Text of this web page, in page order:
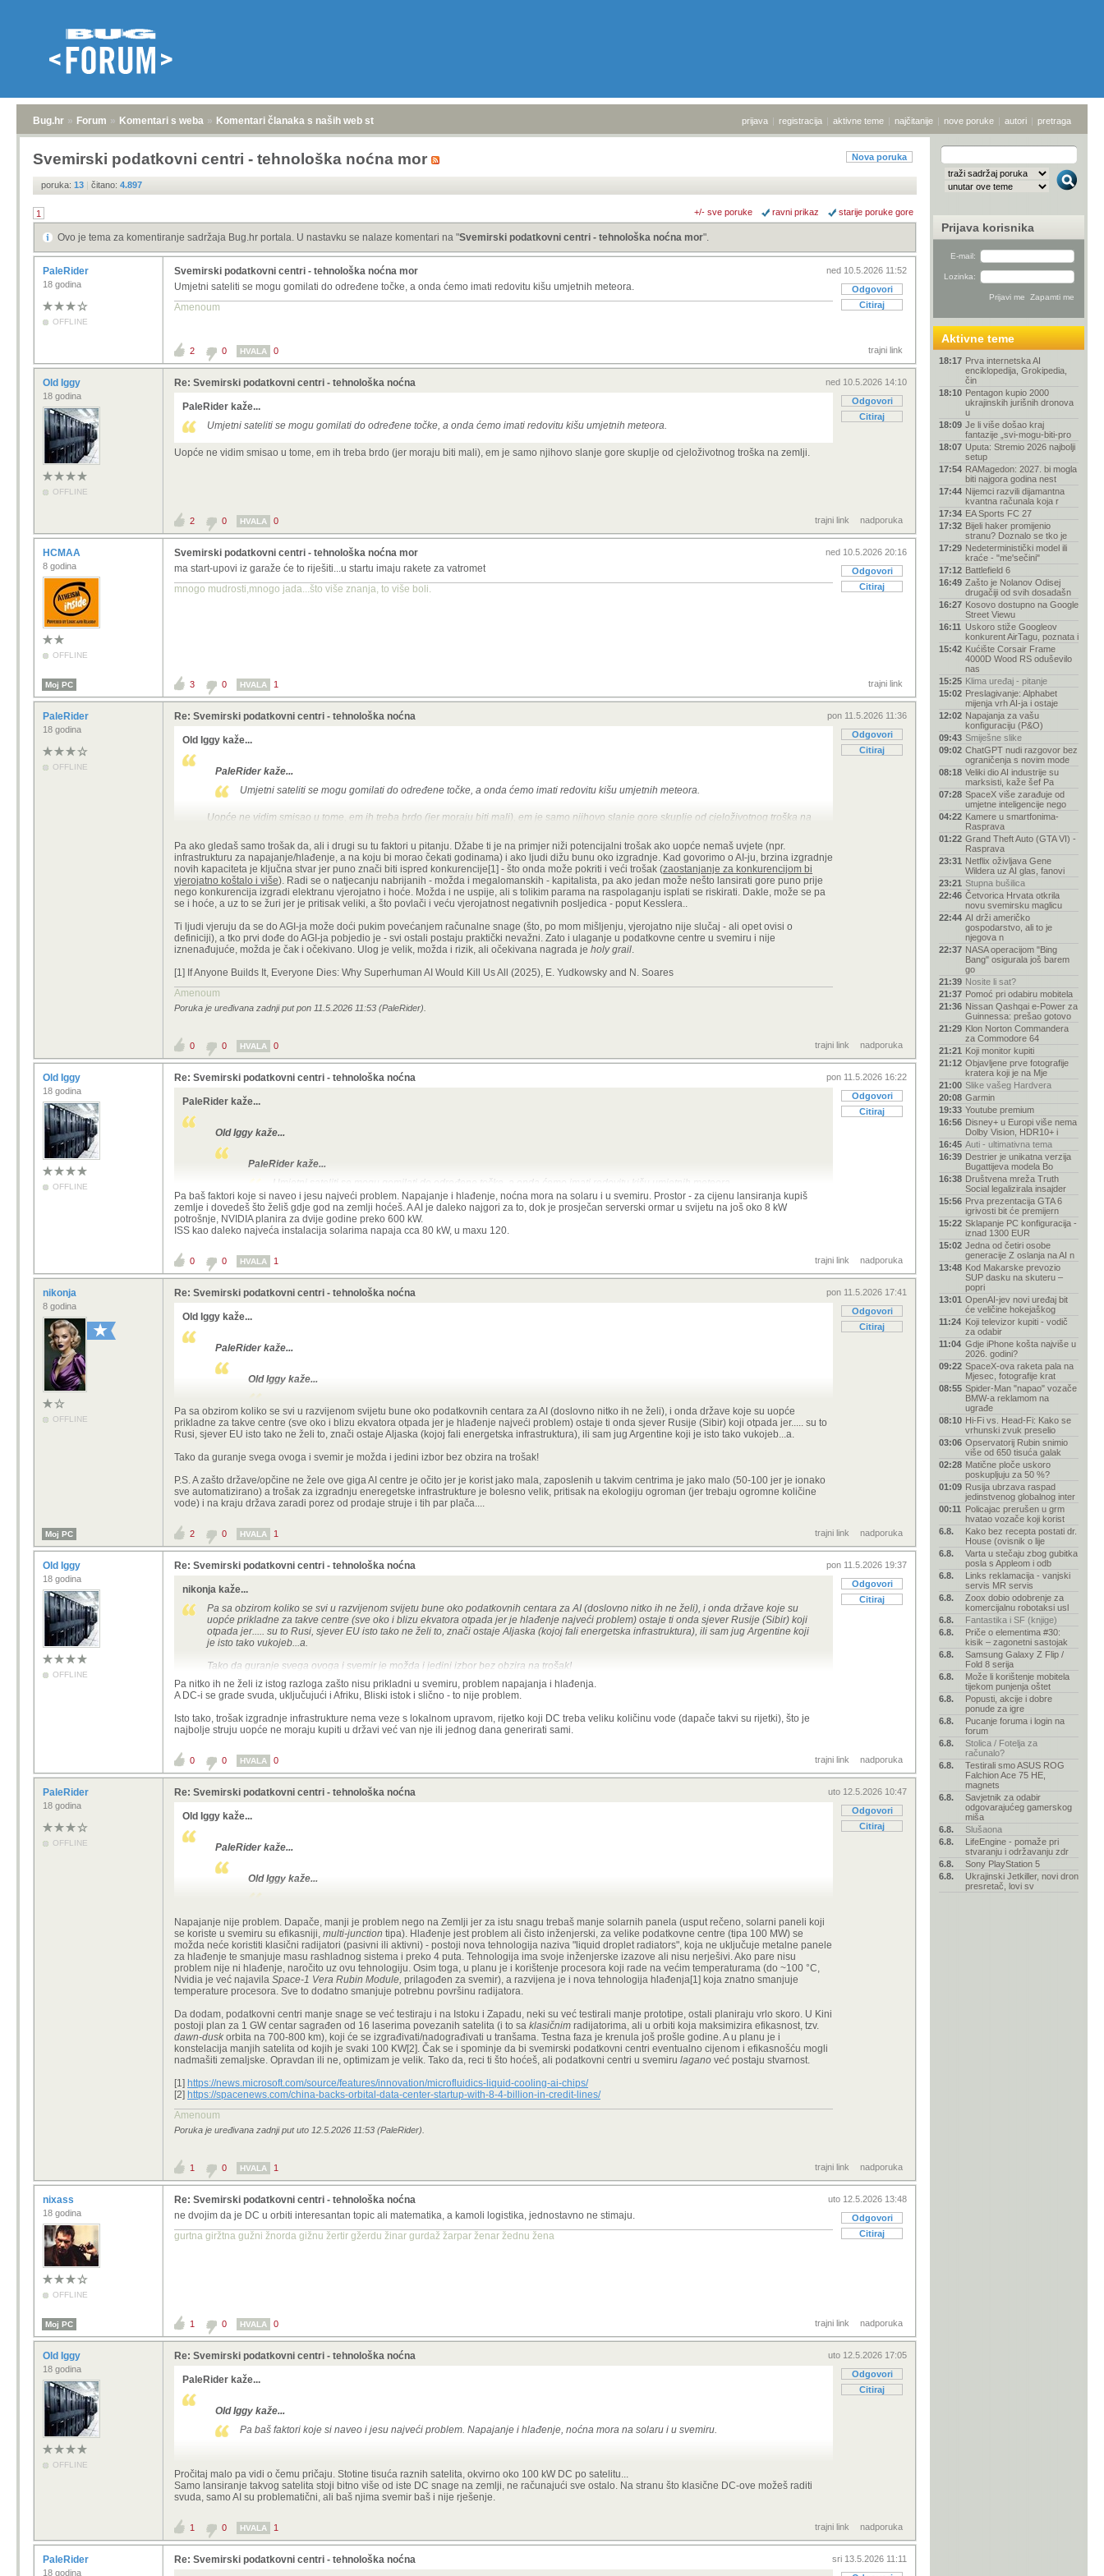
Bug.hr » Forum » Komentari s weba » Komentari članaka s naših web stranica prijava | registracija | aktivne teme | najčitanije | nove poruke | autori | pretraga
Nova poruka
Svemirski podatkovni centri - tehnološka noćna mor
poruka: 13 | čitano: 4.897
1 +/- sve poruke ravni prikaz starije poruke gore
Ovo je tema za komentiranje sadržaja Bug.hr portala. U nastavku se nalaze komentari na "Svemirski podatkovni centri - tehnološka noćna mor".
PaleRider
18 godina
OFFLINE
ned 10.5.2026 11:52
Odgovori
Citiraj
Svemirski podatkovni centri - tehnološka noćna mor
Umjetni sateliti se mogu gomilati do određene točke, a onda ćemo imati redovitu kišu umjetnih meteora.
Amenoum
trajni link
2 0 HVALA 0
Old Iggy
18 godina
OFFLINE
ned 10.5.2026 14:10
Odgovori
Citiraj
Re: Svemirski podatkovni centri - tehnološka noćna
PaleRider kaže...
Umjetni sateliti se mogu gomilati do određene točke, a onda ćemo imati redovitu kišu umjetnih meteora.
Uopće ne vidim smisao u tome, em ih treba brdo (jer moraju biti mali), em je samo njihovo slanje gore skuplje od cjeloživotnog troška na zemlji.
trajni link nadporuka
2 0 HVALA 0
HCMAA
8 godina
OFFLINE
ned 10.5.2026 20:16
Odgovori
Citiraj
Svemirski podatkovni centri - tehnološka noćna mor
ma start-upovi iz garaže će to riješiti...u startu imaju rakete za vatromet
mnogo mudrosti,mnogo jada...što više znanja, to više boli.
Moj PC trajni link
3 0 HVALA 1
PaleRider
18 godina
OFFLINE
pon 11.5.2026 11:36
Odgovori
Citiraj
Re: Svemirski podatkovni centri - tehnološka noćna
Old Iggy kaže...
PaleRider kaže...
Umjetni sateliti se mogu gomilati do određene točke, a onda ćemo imati redovitu kišu umjetnih meteora.
Uopće ne vidim smisao u tome, em ih treba brdo (jer moraju biti mali), em je samo njihovo slanje gore skuplje od cjeloživotnog troška na
Pa ako gledaš samo trošak da, ali i drugi su tu faktori u pitanju. Džabe ti je na primjer niži potencijalni trošak ako uopće nemaš uvjete (npr.
infrastrukturu za napajanje/hlađenje, a na koju bi morao čekati godinama) i ako ljudi dižu bunu oko izgradnje. Kad govorimo o AI-ju, brzina izgradnje
novih kapaciteta je ključna stvar jer puno znači biti ispred konkurencije[1] - što onda može pokriti i veći trošak (zaostanjanje za konkurencijom bi
vjerojatno koštalo i više). Radi se o natjecanju nabrijanih - možda i megalomanskih - kapitalista, pa ako jedan može nešto lansirati gore puno prije
nego konkurencija izgradi elektranu vjerojatno i hoće. Možda i ne uspije, ali s tolikim parama na raspolaganju isplati se riskirati. Dakle, može se pa
se i hoće, a uz to se žuri jer je pritisak veliki, a što povlači i veću vjerojatnost negativnih posljedica - poput Kesslera..
Ti ljudi vjeruju da se do AGI-ja može doći pukim povećanjem računalne snage (što, po mom mišljenju, vjerojatno nije slučaj - ali opet ovisi o
definiciji), a tko prvi dođe do AGI-ja pobjedio je - svi ostali postaju praktički nevažni. Zato i ulaganje u podatkovne centre u svemiru i nije
iznenađujuće, možda je čak i očekivano. Ulog je velik, možda i rizik, ali očekivana nagrada je holy grail.
[1] If Anyone Builds It, Everyone Dies: Why Superhuman AI Would Kill Us All (2025), E. Yudkowsky and N. Soares
Amenoum
Poruka je uređivana zadnji put pon 11.5.2026 11:53 (PaleRider).
trajni link nadporuka
0 0 HVALA 0
Old Iggy
18 godina
OFFLINE
pon 11.5.2026 16:22
Odgovori
Citiraj
Re: Svemirski podatkovni centri - tehnološka noćna
PaleRider kaže...
Old Iggy kaže...
PaleRider kaže...
Umjetni sateliti se mogu gomilati do određene točke, a onda ćemo imati redovitu kišu umjetnih meteora.
Uopće ne vidim smisao u tome, em ih treba brdo (jer moraju biti mali), em je samo njihovo slanje gore skuplje od cjeloživotnog
troška na zemlji.
Pa ako gledaš samo trošak da, ali i drugi su tu faktori u pitanju. Džabe ti je na primjer niži potencijalni trošak ako uopće nemaš uvjete
(npr. infrastrukturu za napajanje/hlađenje, a na koju bi morao čekati godinama) i ako ljudi dižu bunu oko izgradnje. Kad govorimo o AI-ju,
(zaostanjanje za konkurencijom bi vjerojatno koštalo i više
ako jedan može nešto lansirati gore puno prije nego konkurencija izgradi elektranu vjerojatno i hoće. Možda i ne uspije, ali s tolikim
parama na raspolaganju isplati se riskirati. Dakle, može se pa se i hoće, a uz to se žuri jer je pritisak veliki, a što povlači i veću
Pa baš faktori koje si naveo i jesu najveći problem. Napajanje i hlađenje, noćna mora na solaru i u svemiru. Prostor - za cijenu lansiranja kupiš
zemlje i dovedeš što želiš gdje god na zemlji hoćeš. A AI je daleko najgori za to, dok je prosječan serverski ormar u svijetu na još oko 8 kW
potrošnje, NVIDIA planira za dvije godine preko 600 kW.
ISS kao daleko najveća instalacija solarima napaja cca 80 kW, u maxu 120.
trajni link nadporuka
0 0 HVALA 1
nikonja
8 godina
OFFLINE
pon 11.5.2026 17:41
Odgovori
Citiraj
Re: Svemirski podatkovni centri - tehnološka noćna
Old Iggy kaže...
PaleRider kaže...
Old Iggy kaže...
PaleRider kaže...
Umjetni sateliti se mogu gomilati do određene točke, a onda ćemo imati redovitu kišu umjetnih meteora.
Uopće ne vidim smisao u tome, em ih treba brdo (jer moraju biti mali), em je samo njihovo slanje gore skuplje od
Pa ako gledaš samo trošak da, ali i drugi su tu faktori u pitanju. Džabe ti je na primjer niži potencijalni trošak ako uopće nemaš
govorimo o AI-ju, brzina izgradnje novih kapaciteta je ključna stvar jer puno znači biti ispred konkurencije[1] - što onda može
pokriti i veći trošak (
megalomanskih - kapitalista, pa ako jedan može nešto lansirati gore puno prije nego konkurencija izgradi elektranu vjerojatno
i hoće. Možda i ne uspije, ali s tolikim parama na raspolaganju isplati se riskirati. Dakle, može se pa se i hoće, a uz to se žuri
jer je pritisak veliki, a što povlači i veću vjerojatnost negativnih posljedica - poput Kesslera..
Pa baš faktori koje si naveo i jesu najveći problem. Napajanje i hlađenje, noćna mora na solaru i u svemiru. Prostor - za cijenu lansiranja
kupiš zemlje i dovedeš što želiš gdje god na zemlji hoćeš. A AI je daleko najgori za to, dok je prosječan serverski ormar u svijetu na još
oko 8 kW potrošnje, NVIDIA planira za dvije godine preko 600 kW.
ISS kao daleko najveća instalacija solarima napaja cca 80 kW, u maxu 120.
Pa sa obzirom koliko se svi u razvijenom svijetu bune oko podatkovnih centara za AI (doslovno nitko ih ne želi), i onda države koje su uopće
prikladne za takve centre (sve oko i blizu ekvatora otpada jer je hlađenje najveći problem) ostaje ti onda sjever Rusije (Sibir) koji otpada jer..... su to
Rusi, sjever EU isto tako ne želi to, znači ostaje Aljaska (kojoj fali energetska infrastruktura), ili sam jug Argentine koji je isto tako vukojeb...a.
Tako da guranje svega ovoga i svemir je možda i jedini izbor bez obzira na trošak!
P.S. A zašto države/opčine ne žele ove giga AI centre je očito jer je korist jako mala, zaposlenih u takvim centrima je jako malo (50-100 jer je ionako
sve automatizirano) a trošak za izgradnju eneregetske infrastrukture je bolesno velik, pritisak na ekologiju ogroman (jer trebaju ogromne količine
vode) i na kraju država zaradi porez od prodaje struje i tih par plača....
Moj PC trajni link nadporuka
2 0 HVALA 1
Old Iggy
18 godina
OFFLINE
pon 11.5.2026 19:37
Odgovori
Citiraj
Re: Svemirski podatkovni centri - tehnološka noćna
nikonja kaže...
Pa sa obzirom koliko se svi u razvijenom svijetu bune oko podatkovnih centara za AI (doslovno nitko ih ne želi), i onda države koje su
uopće prikladne za takve centre (sve oko i blizu ekvatora otpada jer je hlađenje najveći problem) ostaje ti onda sjever Rusije (Sibir) koji
otpada jer..... su to Rusi, sjever EU isto tako ne želi to, znači ostaje Aljaska (kojoj fali energetska infrastruktura), ili sam jug Argentine koji
je isto tako vukojeb...a.
Tako da guranje svega ovoga i svemir je možda i jedini izbor bez obzira na trošak!
P.S. A zašto države/opčine ne žele ove giga AI centre je očito jer je korist jako mala, zaposlenih u takvim centrima je jako malo (50-100 jer
je ionako sve automatizirano) a trošak za izgradnju eneregetske infrastrukture je bolesno velik, pritisak na ekologiju ogroman (jer trebaju
ogromne količine vode) i na kraju država zaradi porez od prodaje struje i tih par plača....
Pa nitko ih ne želi iz istog razloga zašto nisu prikladni u svemiru, problem napajanja i hlađenja.
A DC-i se grade svuda, uključujući i Afriku, Bliski istok i slično - to nije problem.
Isto tako, trošak izgradnje infrastrukture nema veze s lokalnom upravom, rijetko koji DC treba veliku količinu vode (dapače takvi su rijetki), što je
najbolje struju uopće ne moraju kupiti u državi već van nje ili jednog dana generirati sami.
trajni link nadporuka
0 0 HVALA 0
PaleRider
18 godina
OFFLINE
uto 12.5.2026 10:47
Odgovori
Citiraj
Re: Svemirski podatkovni centri - tehnološka noćna
Old Iggy kaže...
PaleRider kaže...
Old Iggy kaže...
Umjetni sateliti se mogu gomilati do određene točke, a onda ćemo imati redovitu kišu umjetnih meteora.
Uopće ne vidim smisao u tome, em ih treba brdo (jer moraju biti mali), em je samo njihovo slanje gore skuplje od
cjeloživotnog troška na zemlji.
uvjete (npr. infrastrukturu za napajanje/hlađenje, a na koju bi morao čekati godinama) i ako ljudi dižu bunu oko izgradnje. Kad
govorimo o AI-ju, brzina izgradnje novih kapaciteta je ključna stvar jer puno znači biti ispred konkurencije[1] - što onda može
pokriti i veći trošak ( zaostanjanje za konkurencijom bi vjerojatno koštalo i više). Radi se o natjecanju nabrijanih - možda i
megalomanskih - kapitalista, pa ako jedan može nešto lansirati gore puno prije nego konkurencija izgradi elektranu vjerojatno
i hoće. Možda i ne uspije, ali s tolikim parama na raspolaganju isplati se riskirati. Dakle, može se pa se i hoće, a uz to se žuri
Pa baš faktori koje si naveo i jesu najveći problem. Napajanje i hlađenje, noćna mora na solaru i u svemiru.
Napajanje nije problem. Dapače, manji je problem nego na Zemlji jer za istu snagu trebaš manje solarnih panela (usput rečeno, solarni paneli koji
se koriste u svemiru su efikasniji, multi-junction tipa). Hlađenje jest problem ali čisto inženjerski, za velike podatkovne centre (tipa 100 MW) se
možda neće koristiti klasični radijatori (pasivni ili aktivni) - postoji nova tehnologija naziva "liquid droplet radiators", koja ne uključuje metalne panele
za hlađenje te smanjuje masu rashladnog sistema i preko 4 puta. Tehnologija ima svoje inženjerske izazove ali nisu nerješivi. Ako pare nisu
problem nije ni hlađenje, naročito uz ovu tehnologiju. Osim toga, u planu je i korištenje procesora koji rade na većim temperaturama (do ~100 °C,
Nvidia je već najavila Space-1 Vera Rubin Module, prilagođen za svemir), a razvijena je i nova tehnologija hlađenja[1] koja znatno smanjuje
temperature procesora. Sve to dodatno smanjuje potrebnu površinu radijatora.
Da dodam, podatkovni centri manje snage se već testiraju i na Istoku i Zapadu, neki su već testirali manje prototipe, ostali planiraju vrlo skoro. U Kini
postoji plan za 1 GW centar sagrađen od 16 laserima povezanih satelita (i to sa klasičnim radijatorima, ali u orbiti koja maksimizira efikasnost, tzv.
dawn-dusk orbita na 700-800 km), koji će se izgrađivati/nadograđivati u tranšama. Testna faza je krenula još prošle godine. A u planu je i
konstelacija manjih satelita od kojih je svaki 100 KW[2]. Čak se i spominje da bi svemirski podatkovni centri eventualno cijenom i efikasnošću mogli
nadmašiti zemaljske. Opravdan ili ne, optimizam je velik. Tako da, reci ti što hoćeš, ali podatkovni centri u svemiru lagano već postaju stvarnost.
[1] https://news.microsoft.com/source/features/innovation/microfluidics-liquid-cooling-ai-chips/
[2] https://spacenews.com/china-backs-orbital-data-center-startup-with-8-4-billion-in-credit-lines/
Amenoum
Poruka je uređivana zadnji put uto 12.5.2026 11:53 (PaleRider).
trajni link nadporuka
1 0 HVALA 1
nixass
18 godina
OFFLINE
uto 12.5.2026 13:48
Odgovori
Citiraj
Re: Svemirski podatkovni centri - tehnološka noćna
ne dvojim da je DC u orbiti interesantan topic ali matematika, a kamoli logistika, jednostavno ne stimaju.
gurtna giržtna gužni žnorda gižnu žertir gžerdu žinar gurdaž žarpar ženar žednu žena
Moj PC trajni link nadporuka
1 0 HVALA 0
Old Iggy
18 godina
OFFLINE
uto 12.5.2026 17:05
Odgovori
Citiraj
Re: Svemirski podatkovni centri - tehnološka noćna
PaleRider kaže...
Old Iggy kaže...
Pa baš faktori koje si naveo i jesu najveći problem. Napajanje i hlađenje, noćna mora na solaru i u svemiru.
Napajanje nije problem. Dapače, manji je problem nego na Zemlji jer za istu snagu trebaš manje solarnih panela (usput rečeno, solarni
paneli koji se koriste u svemiru su efikasniji,multi-junctiontipa). Hlađenje jest problem ali čisto inženjerski, za velike podatkovne centre
(tipa 100 MW) se možda neće koristiti klasični radijatori (pasivni ili aktivni) - postoji nova tehnologija naziva "liquid droplet radiators", koja
ne uključuje metalne panele za hlađenje te smanjuje masu rashladnog sistema i preko 4 puta. Tehnologija ima svoje inženjerske izazove
rade na većim temperaturama (do ~100 °C, Nvidia je već najavila
nova tehnologija hlađenja[1] koja znatno smanjuje temperature procesora. Sve to dodatno smanjuje potrebnu površinu radijatora.
Da dodam, podatkovni centri manje snage se već testiraju i na Istoku i Zapadu, neki su već testirali manje prototipe, ostali planiraju vrlo
skoro. U Kini postoji plan za 1 GW centar sagrađen od 16 laserima povezanih satelita (i to saklasičnimradijatorima, ali u orbiti koja
Pročitaj malo pa vidi o čemu pričaju. Stotine tisuća raznih satelita, okvirno oko 100 kW DC po satelitu...
Samo lansiranje takvog satelita stoji bitno više od iste DC snage na zemlji, ne računajući sve ostalo. Na stranu što klasične DC-ove možeš raditi
svuda, samo AI su problematični, ali baš njima svemir baš i nije rješenje.
trajni link nadporuka
1 0 HVALA 1
PaleRider
18 godina
sri 13.5.2026 11:11
Re: Svemirski podatkovni centri - tehnološka noćna
Prijava korisnika
E-mail:
Lozinka:
Aktivne teme
18:17 Prva internetska AI
enciklopedija, Grokipedia,
čin
18:10 Pentagon kupio 2000
ukrajinskih jurišnih dronova
u
18:09 Je li više došao kraj
fantazije „svi-mogu-biti-pro
18:07 Uputa: Stremio 2026 najbolji
setup
17:54 RAMagedon: 2027. bi mogla
biti najgora godina nest
17:44 Nijemci razvili dijamantna
kvantna računala koja r
17:34 EA Sports FC 27
17:32 Bijeli haker promijenio
stranu? Doznalo se tko je
17:29 Nedeterministički model ili
kraće - "me'sečini"
17:12 Battlefield 6
16:49 Zašto je Nolanov Odisej
drugačiji od svih dosadašn
16:27 Kosovo dostupno na Google
Street Viewu
16:11 Uskoro stiže Googleov
konkurent AirTagu, poznata i
15:42 Kućište Corsair Frame
4000D Wood RS oduševilo
nas
15:25 Klima uređaj - pitanje
15:02 Preslagivanje: Alphabet
mijenja vrh AI-ja i ostaje
12:02 Napajanja za vašu
konfiguraciju (P&O)
09:43 Smiješne slike
09:02 ChatGPT nudi razgovor bez
ograničenja s novim mode
08:18 Veliki dio AI industrije su
marksisti, kaže šef Pa
07:28 SpaceX više zarađuje od
umjetne inteligencije nego
04:22 Kamere u smartfonima-
Rasprava
01:22 Grand Theft Auto (GTA VI) -
Rasprava
23:31 Netflix oživljava Gene
Wildera uz AI glas, fanovi
23:21 Stupna bušilica
22:46 Četvorica Hrvata otkrila
novu svemirsku maglicu
22:44 AI drži američko
gospodarstvo, ali to je
njegova n
22:37 NASA operacijom "Bing
Bang" osigurala još barem
go
21:39 Nosite li sat?
21:37 Pomoć pri odabiru mobitela
21:36 Nissan Qashqai e-Power za
Guinnessa: prešao gotovo
21:29 Klon Norton Commandera
za Commodore 64
21:21 Koji monitor kupiti
21:12 Objavljene prve fotografije
kratera koji je na Mje
21:00 Slike vašeg Hardvera
20:08 Garmin
19:33 Youtube premium
16:56 Disney+ u Europi više nema
Dolby Vision, HDR10+ i
16:45 Auti - ultimativna tema
16:39 Destrier je unikatna verzija
Bugattijeva modela Bo
16:38 Društvena mreža Truth
Social legalizirala insajder
15:56 Prva prezentacija GTA 6
igrivosti bit će premijern
15:22 Sklapanje PC konfiguracija -
iznad 1300 EUR
15:02 Jedna od četiri osobe
generacije Z oslanja na AI n
13:48 Kod Makarske prevozio
SUP dasku na skuteru –
popri
13:01 OpenAI-jev novi uređaj bit
će veličine hokejaškog
11:24 Koji televizor kupiti - vodič
za odabir
11:04 Gdje iPhone košta najviše u
2026. godini?
09:22 SpaceX-ova raketa pala na
Mjesec, fotografije krat
08:55 Spider-Man "napao" vozače
BMW-a reklamom na
ugrađe
08:10 Hi-Fi vs. Head-Fi: Kako se
vrhunski zvuk preselio
03:06 Opservatorij Rubin snimio
više od 650 tisuća galak
02:28 Matične ploče uskoro
poskupljuju za 50 %?
01:09 Rusija ubrzava raspad
jedinstvenog globalnog inter
00:11 Policajac prerušen u grm
hvatao vozače koji korist
6.8.
Kako bez recepta postati dr.
House (ovisnik o lije
6.8.
Varta u stečaju zbog gubitka
posla s Appleom i odb
6.8.
Links reklamacija - vanjski
servis MR servis
6.8.
Zoox dobio odobrenje za
komercijalnu robotaksi usl
6.8.
Fantastika i SF (knjige)
6.8.
Priče o elementima #30:
kisik – zagonetni sastojak
6.8.
Samsung Galaxy Z Flip /
Fold 8 serija
6.8.
Može li korištenje mobitela
tijekom punjenja oštet
6.8.
Popusti, akcije i dobre
ponude za igre
6.8.
Pucanje foruma i login na
forum
6.8.
Stolica / Fotelja za
računalo?
6.8.
Testirali smo ASUS ROG
Falchion Ace 75 HE,
magnets
6.8.
Savjetnik za odabir
odgovarajućeg gamerskog
miša
6.8.
Slušaona
6.8.
LifeEngine - pomaže pri
stvaranju i održavanju zdr
6.8.
Sony PlayStation 5
6.8.
Ukrajinski Jetkiller, novi dron
presretač, lovi sv